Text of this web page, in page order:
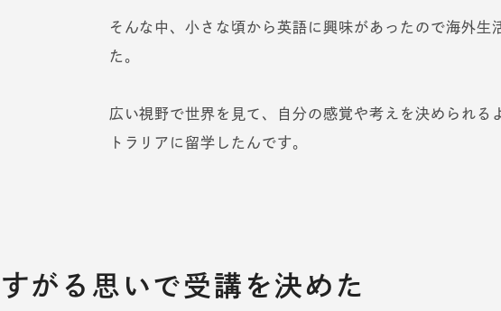
そんな中、小さな頃から英語に興味があったので海外生
た。
広い視野で世界を見て、自分の感覚や考えを決められる
トラリアに留学したんです。
すがる思いで受講を決めた